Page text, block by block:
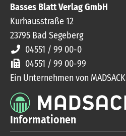
Basses Blatt Verlag GmbH
Kurhausstraße 12
23795 Bad Segeberg
04551 / 99 00-0
04551 / 99 00-99
Ein Unternehmen von MADSACK
Informationen